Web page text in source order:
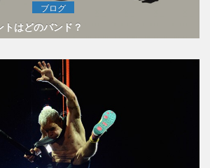
ブログ
はどのバンド？